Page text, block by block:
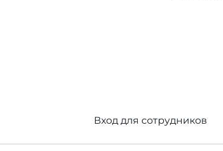
Вход для сотрудников